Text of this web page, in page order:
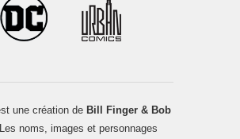
une création de Bill Finger & Bob
noms, images et personnages